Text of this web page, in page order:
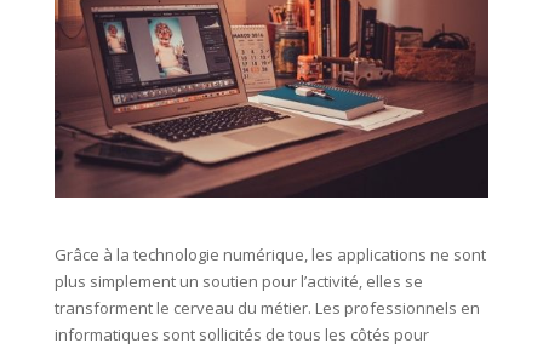
Grâce à la technologie numérique, les applications ne sont
plus simplement un soutien pour l’activité, elles se
transforment le cerveau du métier. Les professionnels en
informatiques sont sollicités de tous les côtés pour